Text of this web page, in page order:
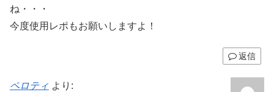
ね・・・
今度使用レポもお願いしますよ！
返信
ペロティ より: